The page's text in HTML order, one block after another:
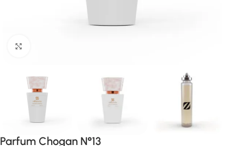
Parfum Chogan N°13